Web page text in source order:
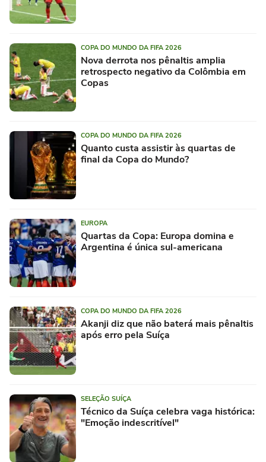
COPA DO MUNDO DA FIFA 2026
Nova derrota nos pênaltis amplia
retrospecto negativo da Colômbia em
Copas
COPA DO MUNDO DA FIFA 2026
Quanto custa assistir às quartas de
final da Copa do Mundo?
EUROPA
Quartas da Copa: Europa domina e
Argentina é única sul-americana
COPA DO MUNDO DA FIFA 2026
Akanji diz que não baterá mais pênaltis
após erro pela Suíça
SELEÇÃO SUÍÇA
Técnico da Suíça celebra vaga histórica:
"Emoção indescritível"